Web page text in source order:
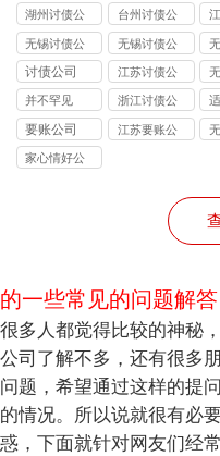
司
司
司
湖州讨债公
司
台州讨债公
司
无锡讨债公
司的法律风
险提示：债
权人需警惕
的连带责任
无锡讨债公
司能处理的
债务类型：
个人债、企
业债、特殊
讨债公司
江苏讨债公
司
司
并不罕见
浙江讨债公
司
司
要账公司
江苏要账公
家心情好公
的一些常见的问题解答
很多人都觉得比较的神秘
公司了解不多，还有很多
问题，希望通过这样的提
的情况。所以说就很有必
惑，下面就针对网友们经